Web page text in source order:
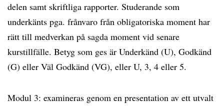
delen samt skriftliga rapporter. Studerande som
underkänts pga. frånvaro från obligatoriska moment har
rätt till medverkan på sagda moment vid senare
kurstillfälle. Betyg som ges är Underkänd (U), Godkänd
(G) eller Väl Godkänd (VG), eller U, 3, 4 eller 5.
Modul 3: examineras genom en presentation av ett utvalt